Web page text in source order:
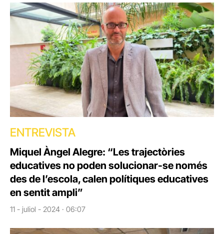
ENTREVISTA
Miquel Àngel Alegre: “Les trajectòries
educatives no poden solucionar-se només
des de l’escola, calen polítiques educatives
en sentit ampli”
11 - juliol - 2024 · 06:07